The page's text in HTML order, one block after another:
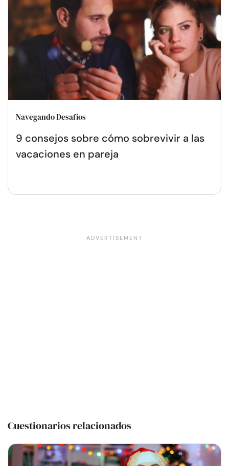
Navegando Desafíos
9 consejos sobre cómo sobrevivir a las
vacaciones en pareja
Cuestionarios relacionados